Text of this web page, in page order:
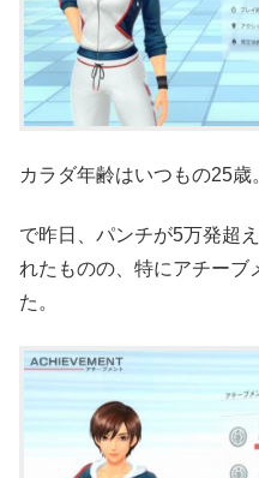
カラダ年齢はいつもの25歳
で昨日、パンチが5万発超
れたものの、特にアチーブ
た。